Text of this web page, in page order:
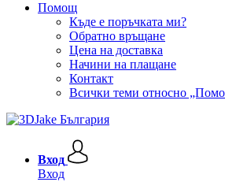
Помощ
Къде е поръчката ми?
Обратно връщане
Цена на доставка
Начини на плащане
Контакт
Всички теми относно
Вход
Вход